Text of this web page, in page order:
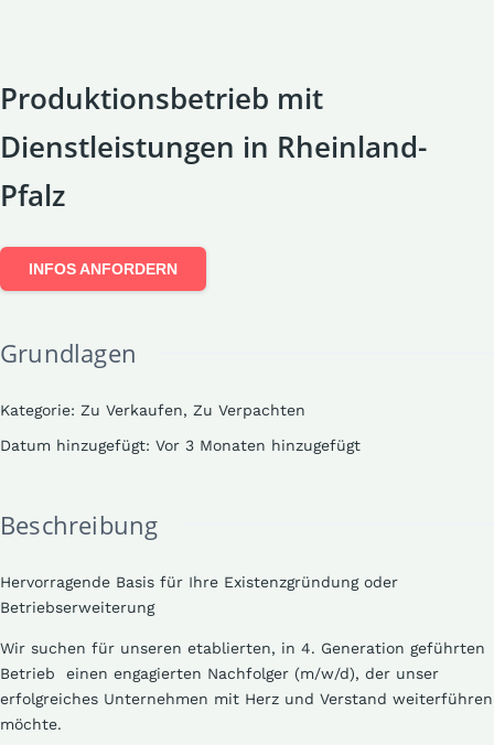
Produktionsbetrieb mit
Dienstleistungen in Rheinland-
Pfalz
INFOS ANFORDERN
Grundlagen
Kategorie: Zu Verkaufen, Zu Verpachten
Datum hinzugefügt: Vor 3 Monaten hinzugefügt
Beschreibung
Hervorragende Basis für Ihre Existenzgründung oder
Betriebserweiterung
Wir suchen für unseren etablierten, in 4. Generation geführten
Betrieb einen engagierten Nachfolger (m/w/d), der unser
erfolgreiches Unternehmen mit Herz und Verstand weiterführen
möchte.